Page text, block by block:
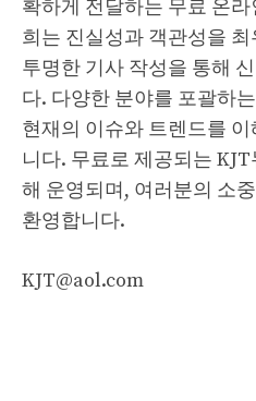
확하게 전달하는 무료 온
희는 진실성과 객관성을
투명한 기사 작성을 통해
다. 다양한 분야를 포괄하
현재의 이슈와 트렌드를
니다. 무료로 제공되는
해 운영되며, 여러분의 소
환영합니다.
KJT@aol.com